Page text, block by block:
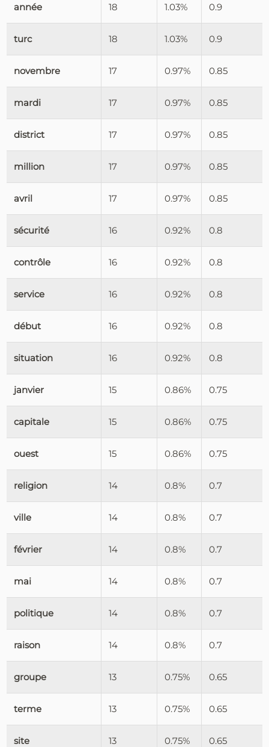
année 18 1.03% 0.9
turc 18 1.03% 0.9
novembre 17 0.97% 0.85
mardi 17 0.97% 0.85
district 17 0.97% 0.85
million 17 0.97% 0.85
avril 17 0.97% 0.85
sécurité 16 0.92% 0.8
contrôle 16 0.92% 0.8
service 16 0.92% 0.8
début 16 0.92% 0.8
situation 16 0.92% 0.8
janvier 15 0.86% 0.75
capitale 15 0.86% 0.75
ouest 15 0.86% 0.75
religion 14 0.8% 0.7
ville 14 0.8% 0.7
février 14 0.8% 0.7
mai 14 0.8% 0.7
politique 14 0.8% 0.7
raison 14 0.8% 0.7
groupe 13 0.75% 0.65
terme 13 0.75% 0.65
site 13 0.75% 0.65